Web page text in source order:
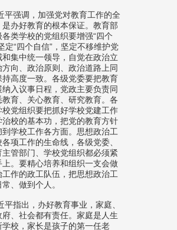
平强调，加强党对教育工作的全
是办好教育的根本保证。教育部
各类学校的党组织要增强“四个
定“四个自信”，坚定不移维护党
和集中统一领导，自觉在政治立
方向、政治原则、政治道路上同
持高度一致。各级党委要把教育
纳入议事日程，党政主要负责同
教育、关心教育、研究教育。各
校党组织要把抓好学校党建工作
治校的基本功，把党的教育方针
到学校工作各方面。思想政治工
项工作的生命线，各级党委、
主管部门、学校党组织都必须紧
上。要精心培养和组织一支会做
工作的政工队伍，把思想政治工
、做到个人。
平指出，办好教育事业，家庭、
府、社会都有责任。家庭是人生
学校，家长是孩子的第一任老